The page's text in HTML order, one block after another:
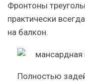
Фронтоны
практически
на балкон.
Полностью